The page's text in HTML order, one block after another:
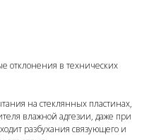
отклонения в технических
на стеклянных пластинах,
влажной адгезии, даже при
разбухания связующего и